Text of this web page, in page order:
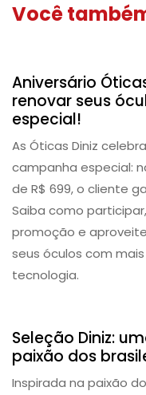
Você
Aniversário
renovar seus
especial!
As Óticas Diniz
campanha especial:
de R$ 699, o cliente
Saiba como
promoção e
seus óculos com
tecnologia.
Seleção Diniz:
paixão dos
Inspirada na paixão